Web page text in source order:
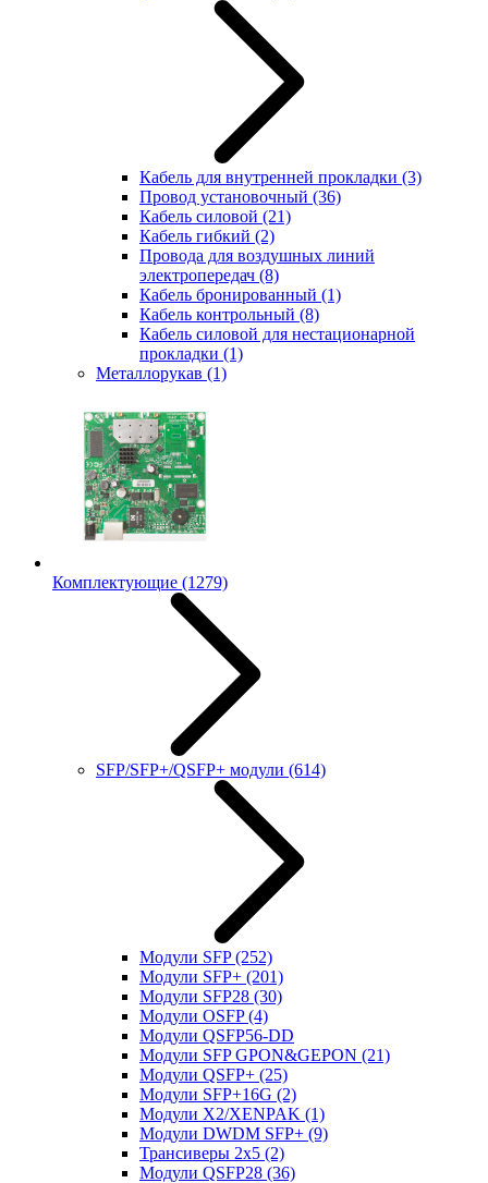
Кабель для внутренней прокладки (3)
Провод установочный (36)
Кабель силовой (21)
Кабель гибкий (2)
Провода для воздушных линий
электропередач (8)
Кабель бронированный (1)
Кабель контрольный (8)
Кабель силовой для нестационарной
прокладки (1)
Металлорукав (1)
Комплектующие (1279)
SFP/SFP+/QSFP+ модули (614)
Модули SFP(252)
Модули SFP+ (201)
Модули SFP28 (30)
Модули OSFP(4)
Модули QSFP56-DD
Модули SFP GPON&GEPON (21)
Модули QSFP+ (25)
Модули SFP+16G (2)
Модули X2/XENPAK (1)
Модули DWDM SFP+ (9)
Трансиверы 2x5 (2)
Модули QSFP28 (36)